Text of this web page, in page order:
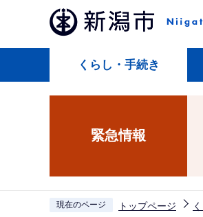
ペ
くらし・手続き
緊急情報
現在のページ トップページ